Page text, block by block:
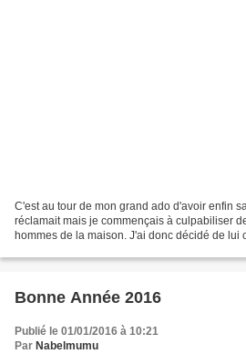
C'est au tour de mon grand ado d'avoir enfin
réclamait mais je commençais à culpabiliser
hommes de la maison. J'ai donc décidé de lui
Bonne Année 2016
Publié le 01/01/2016 à 10:21
Par Nabelmumu